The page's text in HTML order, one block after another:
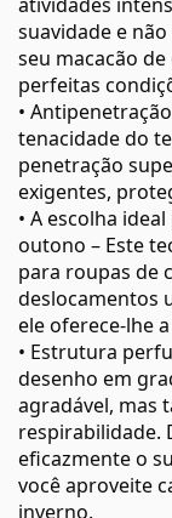
suavidade e
seu macacão
perfeitas
•
tenacidade do
penetração
exigentes,
• A escolha
outono – Este
para roupas de
deslocamentos
ele oferece-lhe
• Estrutura
desenho em
agradável, mas
respirabilidade.
eficazmente o
você aproveite
inverno.